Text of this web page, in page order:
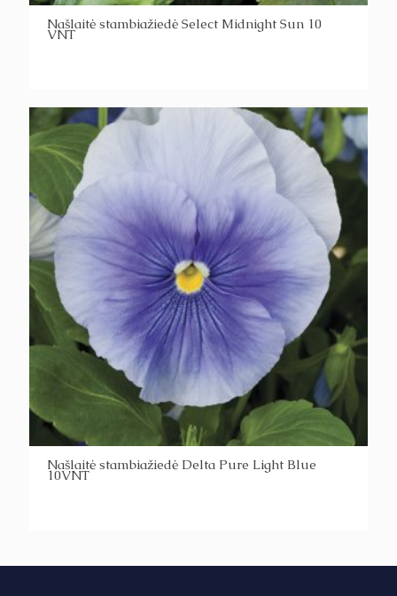
Našlaitė stambiažiedė Select Midnight Sun 10
VNT
Našlaitė stambiažiedė Delta Pure Light Blue
10VNT